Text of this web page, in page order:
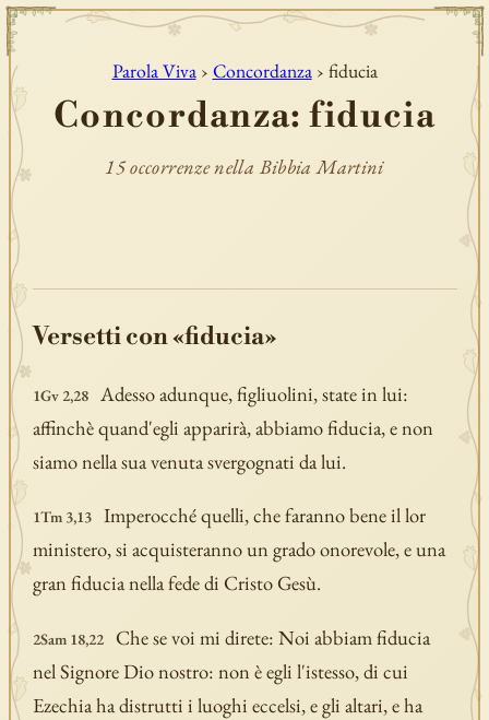
Parola Viva › Concordanza › fiducia
Concordanza: fiducia
15 occorrenze nella Bibbia Martini
Versetti con «fiducia»
1Gv 2,28
Adesso adunque, figliuolini, state in lui:
affinchè quand'egli apparirà, abbiamo fiducia, e non
siamo nella sua venuta svergognati da lui.
1Tm 3,13
Imperocché quelli, che faranno bene il lor
ministero, si acquisteranno un grado onorevole, e una
gran fiducia nella fede di Cristo Gesù.
2Sam 18,22
Che se voi mi direte: Noi abbiam fiducia
nel Signore Dio nostro: non è egli l'istesso, di cui
Ezechia ha distrutti i luoghi eccelsi, e gli altari, e ha